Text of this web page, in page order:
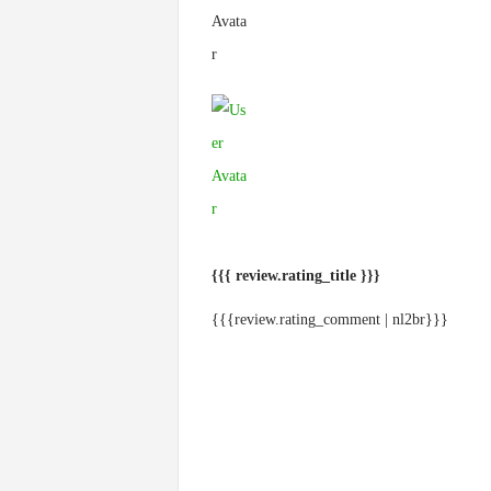
{{{ review.rating_title }}}
{{{review.rating_comment | nl2br}}}